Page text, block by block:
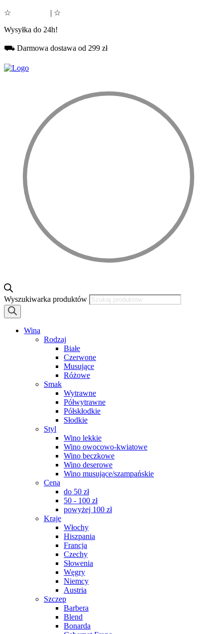
☆ | ☆
Wysyłka do 24h!
⛟ Darmowa dostawa od 299 zł
Wyszukiwarka produktów
Wina
Rodzaj
Białe
Czerwone
Musujące
Różowe
Smak
Wytrawne
Półwytrawne
Półskłodkie
Słodkie
Styl
Wino lekkie
Wino owocowo-kwiatowe
Wino beczkowe
Wino deserowe
Wino musujące/szampańskie
Cena
do 50 zł
50 - 100 zł
powyżej 100 zł
Kraje
Włochy
Hiszpania
Francja
Czechy
Słowenia
Węgry
Niemcy
Austria
Szczep
Barbera
Blend
Bonarda